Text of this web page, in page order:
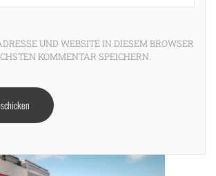
UND WEBSITE IN DIESEM BROWSER
KOMMENTAR SPEICHERN.